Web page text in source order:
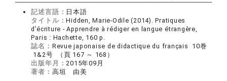
記述言語： 日本語
タイトル：Hidden, Marie-Odile (2014). Pratiques
d’écriture - Apprendre à rédiger en langue étrangère,
Paris : Hachette, 160 p.
誌名： Revue japonaise de didactique du français 10巻
1&2号 （頁 167 ～ 168）
出版年月：2015年09月
著者： 高垣 由美